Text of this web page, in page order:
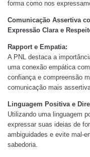
forma como nos
Comunicação Assertiva
Expressão Clara e
Rapport e Empatia:
A PNL destaca a
uma conexão empática
confiança e compreensão
comunicação mais
Linguagem Positiva e
Utilizando uma linguagem
expressar suas ideias de
ambiguidades e evite mal-
sabedoria.